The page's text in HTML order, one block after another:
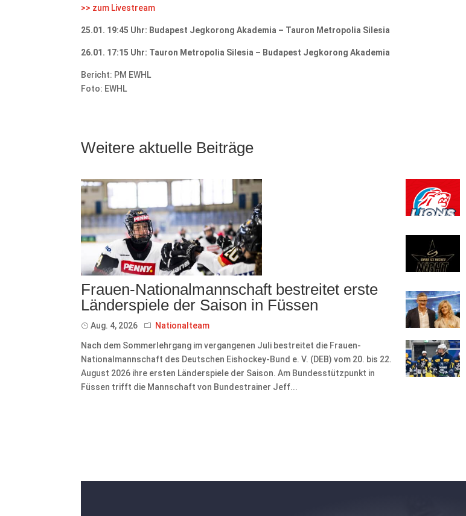
>> zum Livestream
25.01. 19:45 Uhr: Budapest Jegkorong Akademia – Tauron Metropolia Silesia
26.01. 17:15 Uhr: Tauron Metropolia Silesia – Budapest Jegkorong Akademia
Bericht: PM EWHL
Foto: EWHL
Weitere aktuelle Beiträge
Frauen-Nationalmannschaft bestreitet erste
Länderspiele der Saison in Füssen
Aug. 4, 2026 Nationalteam
Nach dem Sommerlehrgang im vergangenen Juli bestreitet die Frauen-
Nationalmannschaft des Deutschen Eishockey-Bund e. V. (DEB) vom 20. bis 22.
August 2026 ihre ersten Länderspiele der Saison. Am Bundesstützpunkt in
Füssen trifft die Mannschaft von Bundestrainer Jeff...